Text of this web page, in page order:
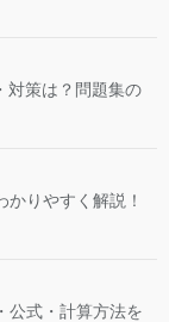
対策は？問題集の
かりやすく解説！
公式・計算方法を